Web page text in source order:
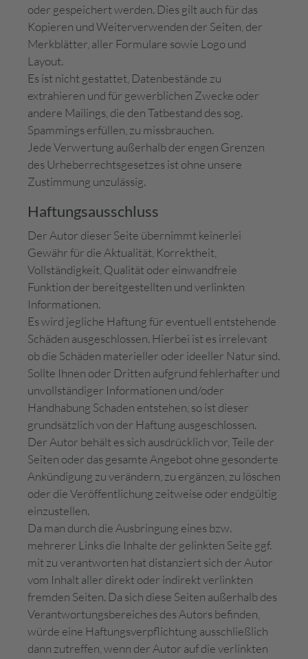
oder gespeichert werden. Dies gilt auch für das
Kopieren und Weiterverwenden der Seiten, der
Merkblätter, aller Formulare sowie Logo und
Layout.
Es ist nicht gestattet, Datenbestände zu
extrahieren und für gewerblichen Zwecke oder
andere Mailings, die den Tatbestand des sog.
Spammings erfüllen, zu missbrauchen.
Jede Verwertung außerhalb der engen Grenzen
des Urheberrechtsgesetzes ist ohne unsere
Zustimmung unzulässig.
Haftungsausschluss
Der Autor dieser Seite übernimmt keinerlei
Gewähr für die Aktualität, Korrektheit,
Vollständigkeit, Qualität oder einwandfreie
Funktion der bereitgestellten und verlinkten
Informationen.
Es wird jegliche Haftung für eventuell entstehende
Schäden ausgeschlossen. Hierbei ist es irrelevant
ob die Schäden materieller oder ideeller Natur sind.
Sollte Ihnen oder Dritten aufgrund fehlerhafter und
unvollständiger Informationen und/oder
Handhabung Schaden entstehen, so ist dieser
grundsätzlich von der Haftung ausgeschlossen.
Der Autor behält es sich ausdrücklich vor, Teile der
Seiten oder das gesamte Angebot ohne gesonderte
Ankündigung zu verändern, zu ergänzen, zu löschen
oder die Veröffentlichung zeitweise oder endgültig
einzustellen.
Da man durch die Ausbringung eines bzw.
mehrerer Links die Inhalte der gelinkten Seite ggf.
mit zu verantworten hat distanziert sich der Autor
vom Inhalt aller direkt oder indirekt verlinkten
fremden Seiten. Da sich diese Seiten außerhalb des
Verantwortungsbereiches des Autors befinden,
würde eine Haftungsverpflichtung ausschließlich
dann zutreffen, wenn der Autor auf die verlinkten